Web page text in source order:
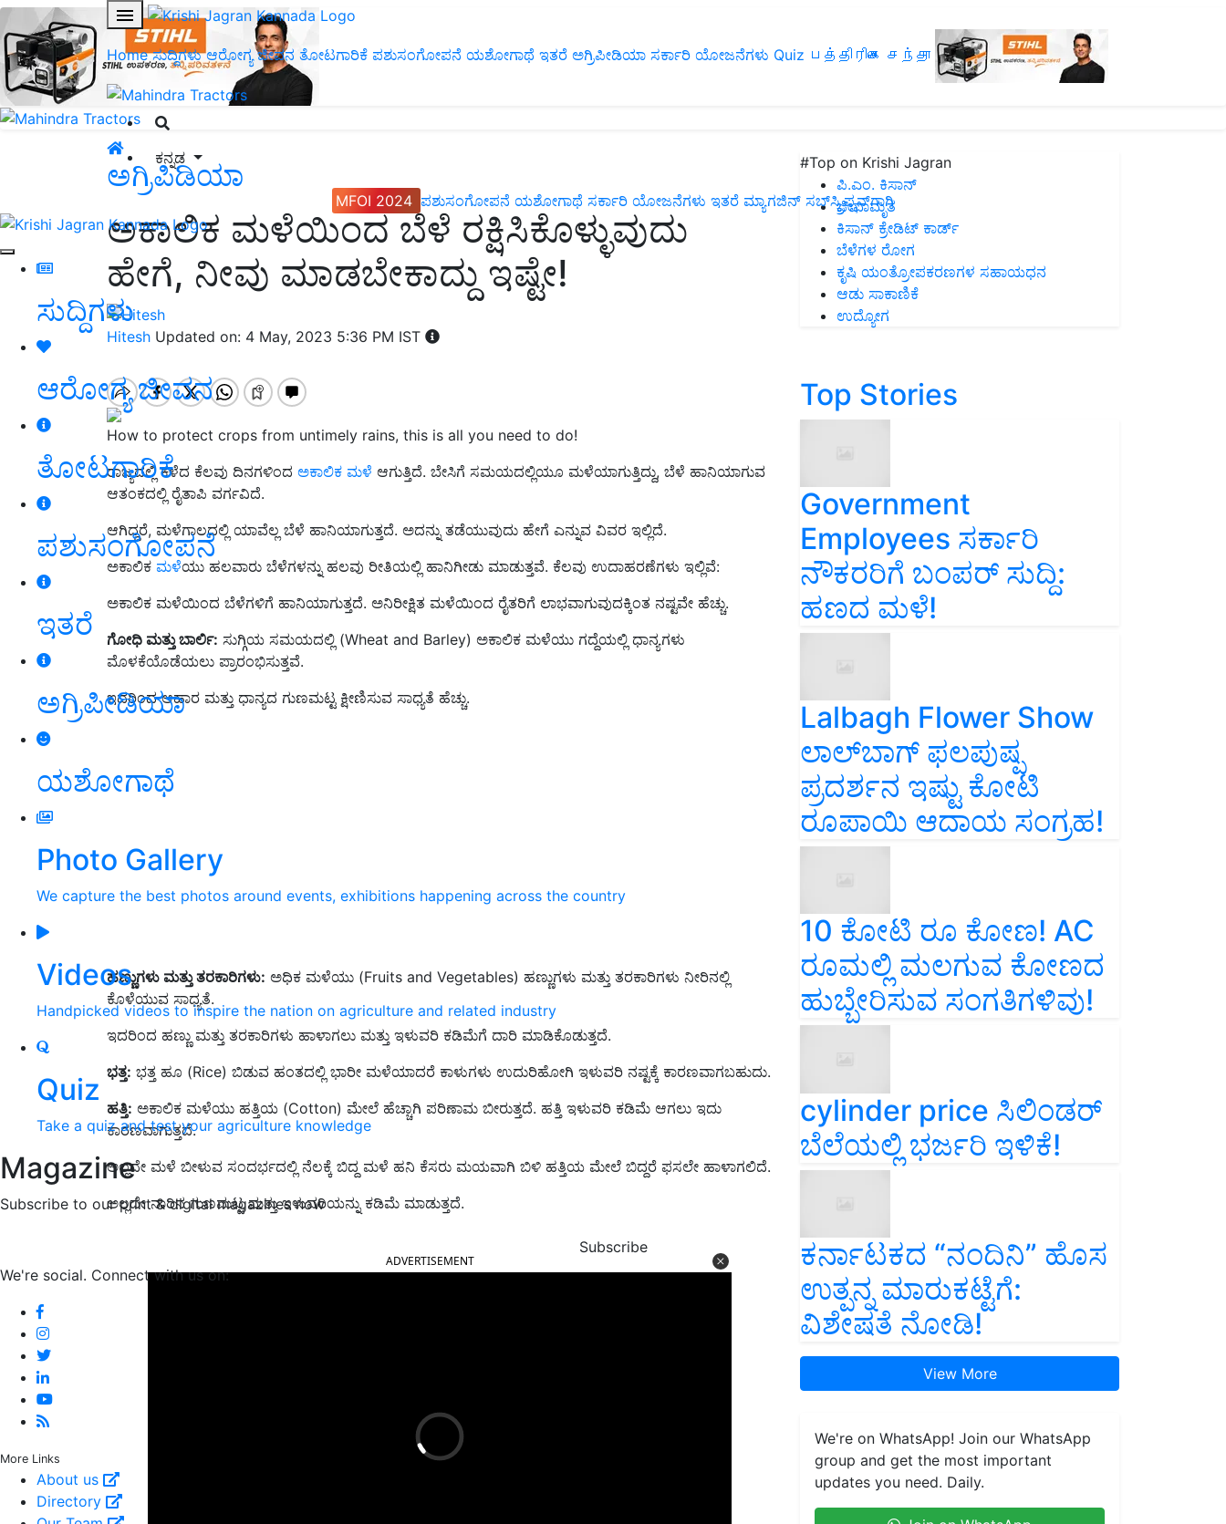
Home ಸುದ್ದಿಗಳು ಆರೋಗ್ಯ ಜೀವನ ತೋಟಗಾರಿಕೆ ಪಶುಸಂಗೋಪನೆ ಯಶೋಗಾಥೆ ಇತರೆ ಅಗ್ರಿಪೀಡಿಯಾ ಸರ್ಕಾರಿ ಯೋಜನೆಗಳು Quiz பத்திரிகை சந்தா
ಕನ್ನಡ
MFOI 2024 ಪಶುಸಂಗೋಪನೆ ಯಶೋಗಾಥೆ ಸರ್ಕಾರಿ ಯೋಜನೆಗಳು ಇತರೆ ಮ್ಯಾಗಜಿನ್‌ ಸಬ್‌ಸ್ಕ್ರಿಪ್ಷನ್‌ಗಾಗಿ
ಸುದ್ದಿಗಳು
ಆರೋಗ್ಯ ಜೀವನ
ತೋಟಗಾರಿಕೆ
ಪಶುಸಂಗೋಪನೆ
ಇತರೆ
ಅಗ್ರಿಪೀಡಿಯಾ
ಯಶೋಗಾಥೆ
Photo Gallery
We capture the best photos around events, exhibitions happening across the country
Videos
Handpicked videos to inspire the nation on agriculture and related industry
Quiz
Take a quiz and test your agriculture knowledge
Magazine
Subscribe to our print & digital magazines now
Subscribe
We're social. Connect with us on:
More Links
About us
Directory
ಅಗ್ರಿಪಿಡಿಯಾ
ಅಕಾಲಿಕ ಮಳೆಯಿಂದ ಬೆಳೆ ರಕ್ಷಿಸಿಕೊಳ್ಳುವುದು
ಹೇಗೆ, ನೀವು ಮಾಡಬೇಕಾದ್ದು ಇಷ್ಟೇ!
Hitesh Updated on: 4 May, 2023 5:36 PM IST
How to protect crops from untimely rains, this is all you need to do!
ರಾಜ್ಯದಲ್ಲಿ ಕಳೆದ ಕೆಲವು ದಿನಗಳಿಂದ ಅಕಾಲಿಕ ಮಳೆ ಆಗುತ್ತಿದೆ. ಬೇಸಿಗೆ ಸಮಯದಲ್ಲಿಯೂ ಮಳೆಯಾಗುತ್ತಿದ್ದು, ಬೆಳೆ ಹಾನಿಯಾಗುವ
ಆತಂಕದಲ್ಲಿ ರೈತಾಪಿ ವರ್ಗವಿದೆ.
ಆಗಿದ್ದರೆ, ಮಳೆಗಾಲದಲ್ಲಿ ಯಾವೆಲ್ಲ ಬೆಳೆ ಹಾನಿಯಾಗುತ್ತದೆ. ಅದನ್ನು ತಡೆಯುವುದು ಹೇಗೆ ಎನ್ನುವ ವಿವರ ಇಲ್ಲಿದೆ.
ಅಕಾಲಿಕ ಮಳೆಯು ಹಲವಾರು ಬೆಳೆಗಳನ್ನು ಹಲವು ರೀತಿಯಲ್ಲಿ ಹಾನಿಗೀಡು ಮಾಡುತ್ತವೆ. ಕೆಲವು ಉದಾಹರಣೆಗಳು ಇಲ್ಲಿವೆ:
ಅಕಾಲಿಕ ಮಳೆಯಿಂದ ಬೆಳೆಗಳಿಗೆ ಹಾನಿಯಾಗುತ್ತದೆ. ಅನಿರೀಕ್ಷಿತ ಮಳೆಯಿಂದ ರೈತರಿಗೆ ಲಾಭವಾಗುವುದಕ್ಕಿಂತ ನಷ್ಟವೇ ಹೆಚ್ಚು.
ಗೋಧಿ ಮತ್ತು ಬಾರ್ಲಿ: ಸುಗ್ಗಿಯ ಸಮಯದಲ್ಲಿ (Wheat and Barley) ಅಕಾಲಿಕ ಮಳೆಯು ಗದ್ದೆಯಲ್ಲಿ ಧಾನ್ಯಗಳು
ಮೊಳಕೆಯೊಡೆಯಲು ಪ್ರಾರಂಭಿಸುತ್ತವೆ.
ಇದರಿಂದ ಆಹಾರ ಮತ್ತು ಧಾನ್ಯದ ಗುಣಮಟ್ಟ ಕ್ಷೀಣಿಸುವ ಸಾಧ್ಯತೆ ಹೆಚ್ಚು.
ಹಣ್ಣುಗಳು ಮತ್ತು ತರಕಾರಿಗಳು: ಅಧಿಕ ಮಳೆಯು (Fruits and Vegetables) ಹಣ್ಣುಗಳು ಮತ್ತು ತರಕಾರಿಗಳು ನೀರಿನಲ್ಲಿ
ಕೊಳೆಯುವ ಸಾಧ್ಯತೆ.
ಇದರಿಂದ ಹಣ್ಣು ಮತ್ತು ತರಕಾರಿಗಳು ಹಾಳಾಗಲು ಮತ್ತು ಇಳುವರಿ ಕಡಿಮೆಗೆ ದಾರಿ ಮಾಡಿಕೊಡುತ್ತದೆ.
ಭತ್ತ: ಭತ್ತ ಹೂ (Rice) ಬಿಡುವ ಹಂತದಲ್ಲಿ ಭಾರೀ ಮಳೆಯಾದರೆ ಕಾಳುಗಳು ಉದುರಿಹೋಗಿ ಇಳುವರಿ ನಷ್ಟಕ್ಕೆ ಕಾರಣವಾಗಬಹುದು.
ಹತ್ತಿ: ಅಕಾಲಿಕ ಮಳೆಯು ಹತ್ತಿಯ (Cotton) ಮೇಲೆ ಹೆಚ್ಚಾಗಿ ಪರಿಣಾಮ ಬೀರುತ್ತದೆ. ಹತ್ತಿ ಇಳುವರಿ ಕಡಿಮೆ ಆಗಲು ಇದು
ಕಾರಣವಾಗುತ್ತದೆ.
ಅಲ್ಲದೇ ಮಳೆ ಬೀಳುವ ಸಂದರ್ಭದಲ್ಲಿ ನೆಲಕ್ಕೆ ಬಿದ್ದ ಮಳೆ ಹನಿ ಕೆಸರು ಮಯವಾಗಿ ಬಿಳಿ ಹತ್ತಿಯ ಮೇಲೆ ಬಿದ್ದರೆ ಫಸಲೇ ಹಾಳಾಗಲಿದೆ.
ಅಲ್ಲದೇ ನಾರಿನ ಗುಣಮಟ್ಟ ಮತ್ತು ಇಳುವರಿಯನ್ನು ಕಡಿಮೆ ಮಾಡುತ್ತದೆ.
#Top on Krishi Jagran
ಪಿ.ಎಂ. ಕಿಸಾನ್
ಜೀವಾಮೃತ
ಕಿಸಾನ್ ಕ್ರೇಡಿಟ್ ಕಾರ್ಡ್
ಬೆಳೆಗಳ ರೋಗ
ಕೃಷಿ ಯಂತ್ರೋಪಕರಣಗಳ ಸಹಾಯಧನ
ಆಡು ಸಾಕಾಣಿಕೆ
ಉದ್ಯೋಗ
Top Stories
Government
Employees ಸರ್ಕಾರಿ
ನೌಕರರಿಗೆ ಬಂಪರ್‌ ಸುದ್ದಿ:
ಹಣದ ಮಳೆ!
Lalbagh Flower Show
ಲಾಲ್‌ಬಾಗ್ ಫಲಪುಷ್ಪ
ಪ್ರದರ್ಶನ ಇಷ್ಟು ಕೋಟಿ
ರೂಪಾಯಿ ಆದಾಯ ಸಂಗ್ರಹ!
10 ಕೋಟಿ ರೂ ಕೋಣ! AC
ರೂಮಲ್ಲಿ ಮಲಗುವ ಕೋಣದ
ಹುಬ್ಬೇರಿಸುವ ಸಂಗತಿಗಳಿವು!
cylinder price ಸಿಲಿಂಡರ್‌
ಬೆಲೆಯಲ್ಲಿ ಭರ್ಜರಿ ಇಳಿಕೆ!
ಕರ್ನಾಟಕದ “ನಂದಿನಿ” ಹೊಸ
ಉತ್ಪನ್ನ ಮಾರುಕಟ್ಟೆಗೆ:
ವಿಶೇಷತೆ ನೋಡಿ!
View More
We're on WhatsApp! Join our WhatsApp
group and get the most important
updates you need. Daily.